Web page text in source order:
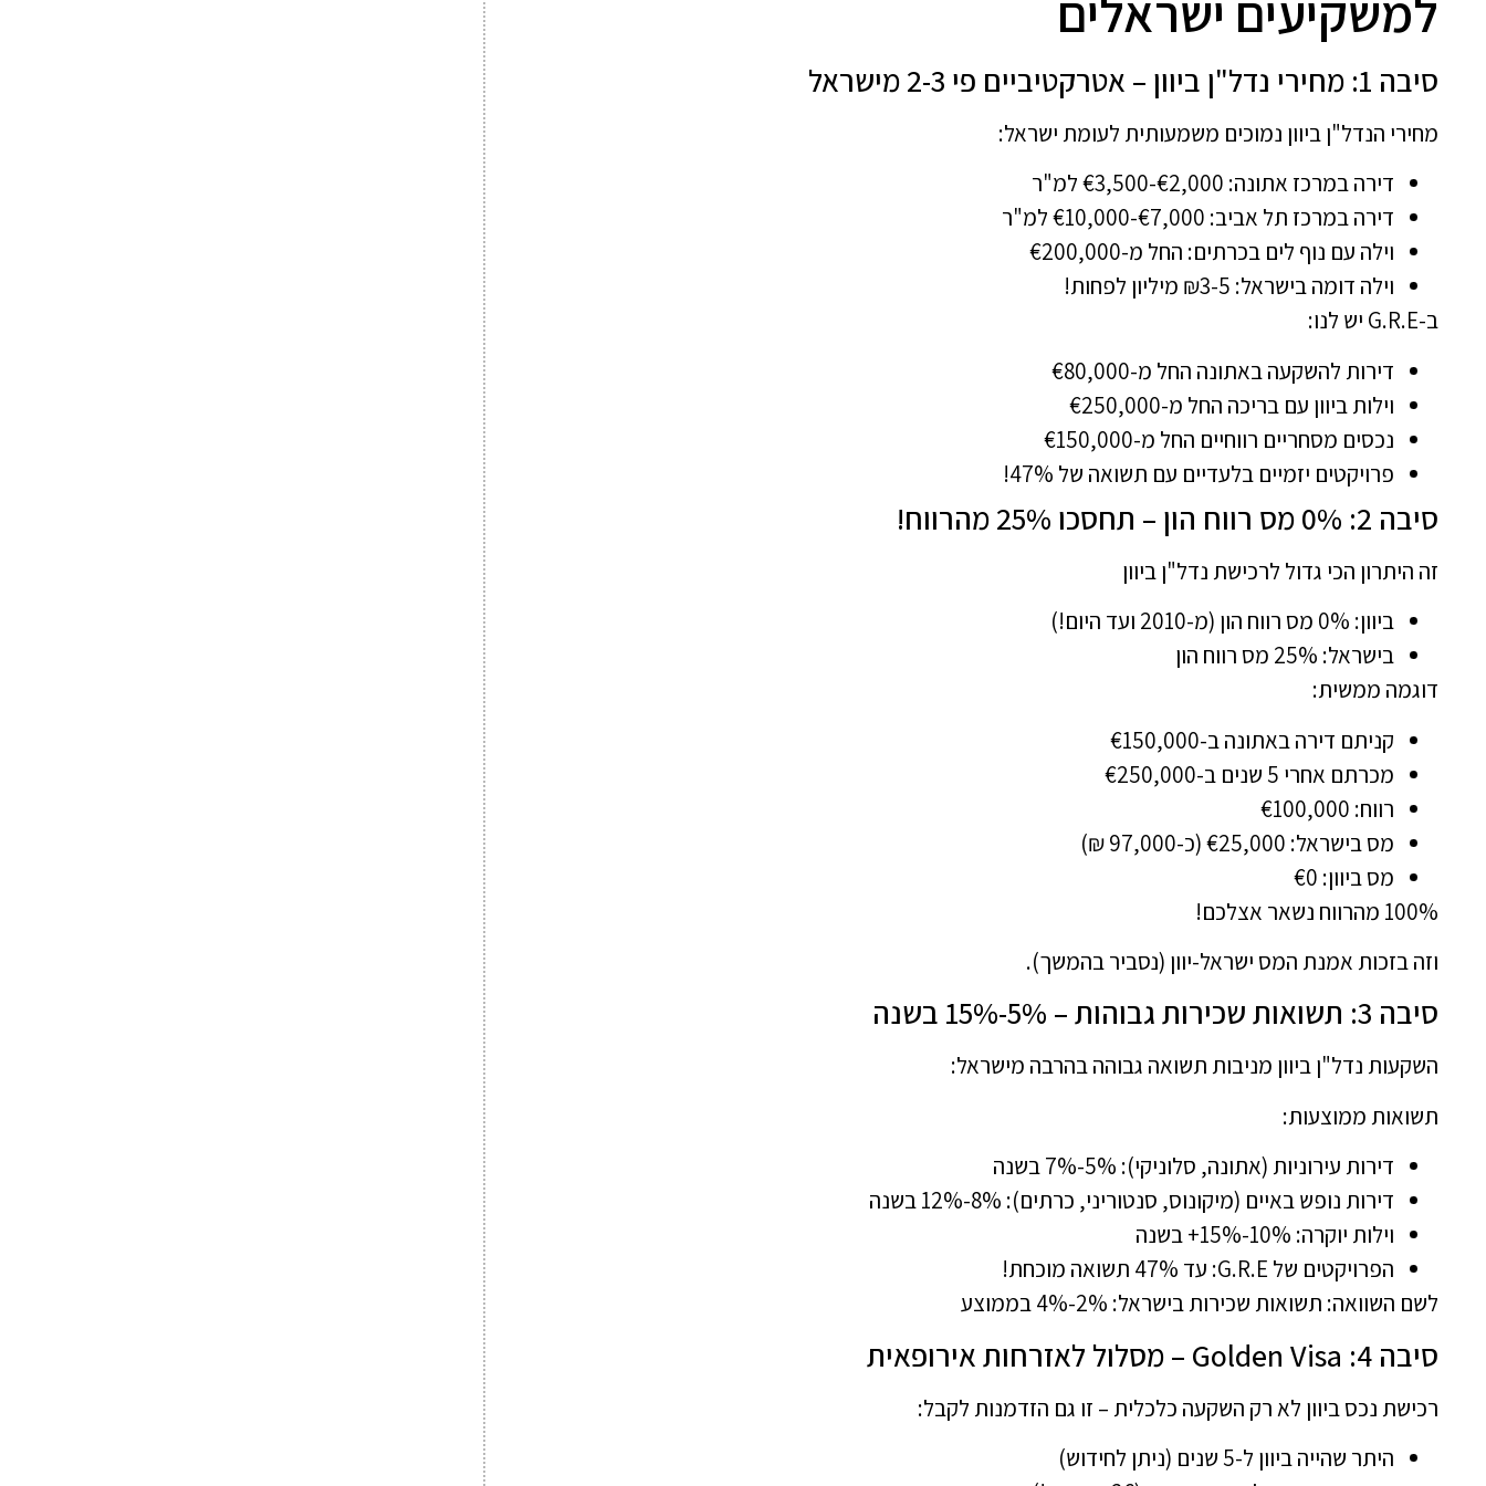
סיבה 1: מחירי נדל"ן ביוון – אטרקטיביים פי 2-3 מישראל
מחירי הנדל"ן ביוון נמוכים משמעותית לעומת ישראל:
דירה במרכז אתונה: €2,000-€3,500 למ"ר
דירה במרכז תל אביב: €7,000-€10,000 למ"ר
וילה עם נוף לים בכרתים: החל מ-€200,000
וילה דומה בישראל: ₪3-5 מיליון לפחות!
ב-G.R.E יש לנו:
דירות להשקעה באתונה החל מ-€80,000
וילות ביוון עם בריכה החל מ-€250,000
נכסים מסחריים רווחיים החל מ-€150,000
פרויקטים יזמיים בלעדיים עם תשואה של 47%!
סיבה 2: 0% מס רווח הון – תחסכו 25% מהרווח!
זה היתרון הכי גדול לרכישת נדל"ן ביוון
ביוון: 0% מס רווח הון (מ-2010 ועד היום!)
בישראל: 25% מס רווח הון
דוגמה ממשית:
קניתם דירה באתונה ב-€150,000
מכרתם אחרי 5 שנים ב-€250,000
רווח: €100,000
מס בישראל: €25,000 (כ-97,000 ₪)
מס ביוון: €0
100% מהרווח נשאר אצלכם!
וזה בזכות אמנת המס ישראל-יוון (נסביר בהמשך).
סיבה 3: תשואות שכירות גבוהות – 5%-15% בשנה
השקעות נדל"ן ביוון מניבות תשואה גבוהה בהרבה מישראל:
תשואות ממוצעות:
דירות עירוניות (אתונה, סלוניקי): 5%-7% בשנה
דירות נופש באיים (מיקונוס, סנטוריני, כרתים): 8%-12% בשנה
וילות יוקרה: 10%-15%+ בשנה
הפרויקטים של G.R.E: עד 47% תשואה מוכחת!
לשם השוואה: תשואות שכירות בישראל: 2%-4% בממוצע
סיבה 4: Golden Visa – מסלול לאזרחות אירופאית
רכישת נכס ביוון לא רק השקעה כלכלית – זו גם הזדמנות לקבל:
היתר שהייה ביוון ל-5 שנים (ניתן לחידוש)